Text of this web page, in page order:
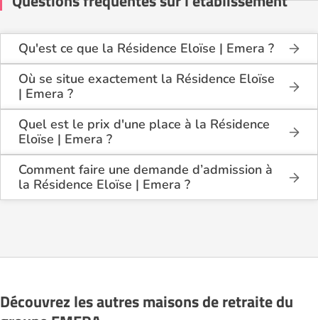
Qu'est ce que la Résidence Eloïse | Emera ?
La Résidence Eloïse | Emera est une maison de
retraite médicalisée de type hébergement
permanent, hébergement temporaire, accueil de jour
, située à Villeurbanne (69100).
Où se situe exactement la Résidence Eloïse
| Emera ?
La Résidence Eloïse | Emera est située 5 Rue Jean-
Claude Vivant à Villeurbanne (69100), dans
le Rhône (69).
Quel est le prix d'une place à la Résidence
Eloïse | Emera ?
La Résidence Eloïse | Emera propose des
logements en chambre simple à partir de 3 596€
par mois, et en chambre double à partir de 2 821€
par mois.
Comment faire une demande d’admission à
la Résidence Eloïse | Emera ?
La demande s’effectue directement via le formulaire
les coûts et les démarches administratives
Découvrez les autres maisons de retraite du